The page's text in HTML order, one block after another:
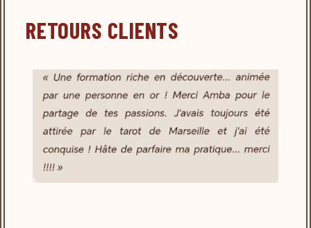
RETOURS CLIENTS